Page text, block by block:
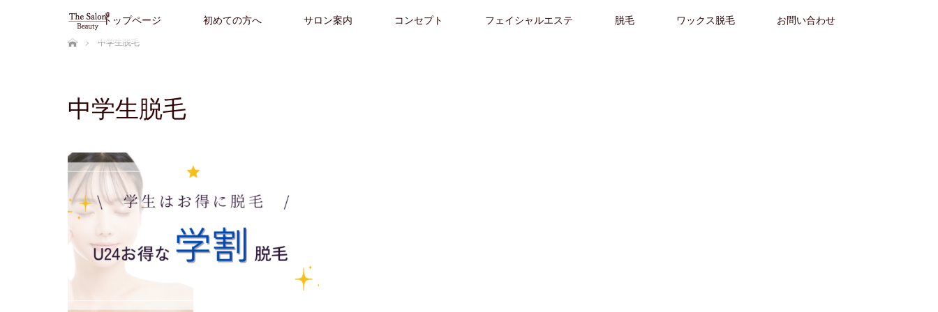
トップページ 初めての方へ サロン案内 コンセプト フェイシャルエステ 脱毛 ワックス脱毛 お問い合わせ
ホーム
中学生脱毛
中学生脱毛